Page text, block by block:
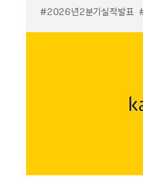
#2026년2분기실적발표